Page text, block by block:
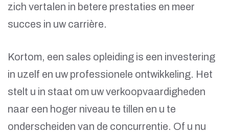
zich vertalen in betere prestaties en meer
succes in uw carrière.
Kortom, een sales opleiding is een investering
in uzelf en uw professionele ontwikkeling. Het
stelt u in staat om uw verkoopvaardigheden
naar een hoger niveau te tillen en u te
onderscheiden van de concurrentie. Of u nu